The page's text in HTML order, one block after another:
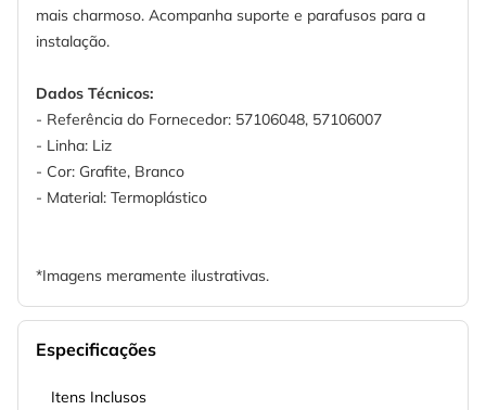
mais charmoso. Acompanha suporte e parafusos para a
instalação.
Dados Técnicos:
- Referência do Fornecedor: 57106048, 57106007
- Linha: Liz
- Cor: Grafite, Branco
- Material: Termoplástico
*Imagens meramente ilustrativas.
Especificações
Itens Inclusos